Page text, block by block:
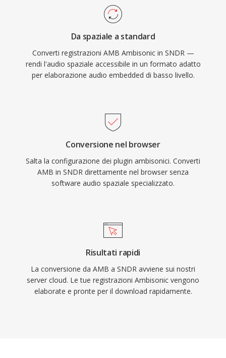
Da spaziale a standard
Converti registrazioni AMB Ambisonic in SNDR —
rendi l'audio spaziale accessibile in un formato adatto
per elaborazione audio embedded di basso livello.
Conversione nel browser
Salta la configurazione dei plugin ambisonici. Converti
AMB in SNDR direttamente nel browser senza
software audio spaziale specializzato.
Risultati rapidi
La conversione da AMB a SNDR avviene sui nostri
server cloud. Le tue registrazioni Ambisonic vengono
elaborate e pronte per il download rapidamente.